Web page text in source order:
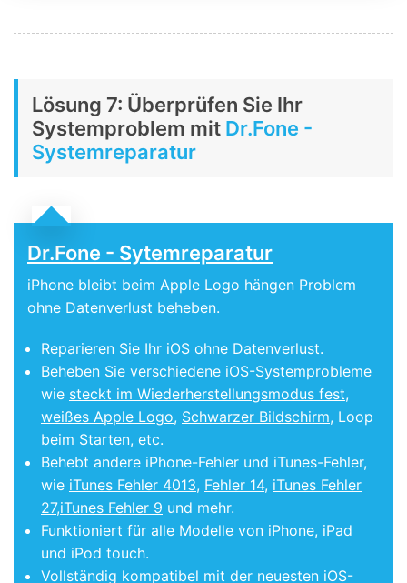
Lösung 7: Überprüfen Sie Ihr
Systemproblem mit Dr.Fone -
Systemreparatur
Dr.Fone - Sytemreparatur
iPhone bleibt beim Apple Logo hängen Problem
ohne Datenverlust beheben.
Reparieren Sie Ihr iOS ohne Datenverlust.
Beheben Sie verschiedene iOS-Systemprobleme
wie steckt im Wiederherstellungsmodus fest,
weißes Apple Logo, Schwarzer Bildschirm, Loop
beim Starten, etc.
Behebt andere iPhone-Fehler und iTunes-Fehler,
wie iTunes Fehler 4013, Fehler 14, iTunes Fehler
27,iTunes Fehler 9 und mehr.
Funktioniert für alle Modelle von iPhone, iPad
und iPod touch.
Vollständig kompatibel mit der neuesten iOS-